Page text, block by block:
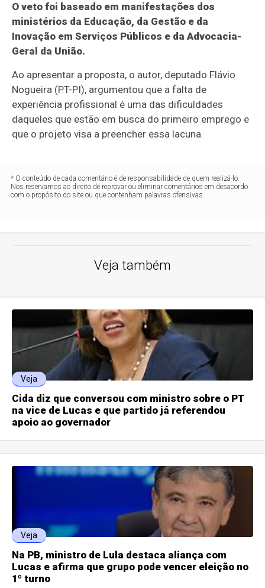
O veto foi baseado em manifestações dos
ministérios da Educação, da Gestão e da
Inovação em Serviços Públicos e da Advocacia-
Geral da União.
Ao apresentar a proposta, o autor, deputado Flávio
Nogueira (PT-PI), argumentou que a falta de
experiência profissional é uma das dificuldades
daqueles que estão em busca do primeiro emprego e
que o projeto visa a preencher essa lacuna.
* O conteúdo de cada comentário é de responsabilidade de quem realizá-lo.
Nos reservamos ao direito de reprovar ou eliminar comentários em desacordo
com o propósito do site ou que contenham palavras ofensivas.
Veja também
Veja
Cida diz que conversou com ministro sobre o PT
na vice de Lucas e que partido já referendou
apoio ao governador
Veja
Na PB, ministro de Lula destaca aliança com
Lucas e afirma que grupo pode vencer eleição no
1º turno